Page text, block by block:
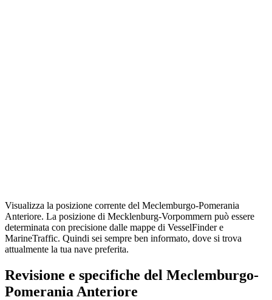
Visualizza la posizione corrente del Meclemburgo-Pomerania
Anteriore. La posizione di Mecklenburg-Vorpommern può essere
determinata con precisione dalle mappe di VesselFinder e
MarineTraffic. Quindi sei sempre ben informato, dove si trova
attualmente la tua nave preferita.
Revisione e specifiche del Meclemburgo-
Pomerania Anteriore